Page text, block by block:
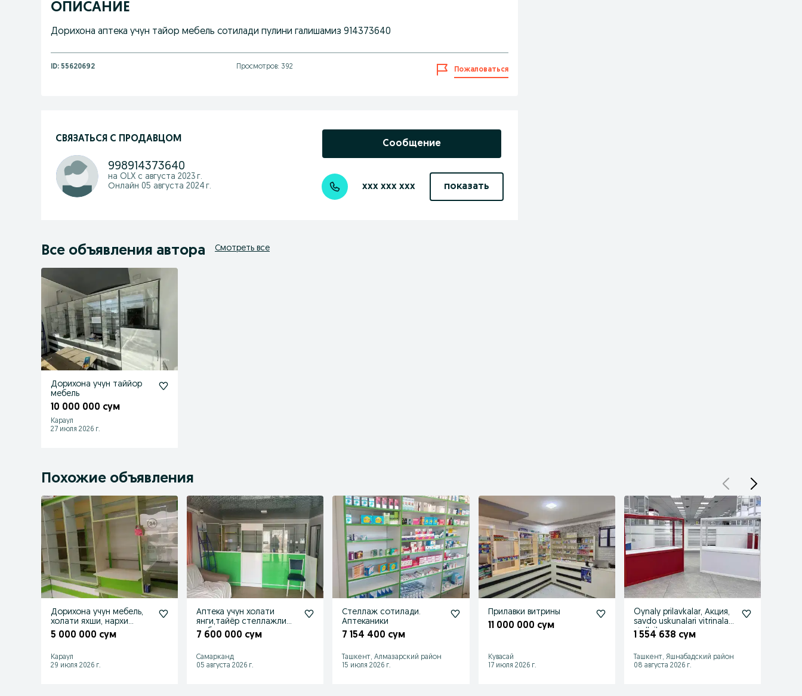
ОПИСАНИЕ
Дорихона аптека учун тайор мебель сотилади пулини галишамиз 914373640
ID: 55620692 Просмотров: 392 Пожаловаться
СВЯЗАТЬСЯ С ПРОДАВЦОМ
998914373640
на OLX с августа 2023 г.
Онлайн 05 августа 2024 г.
Сообщение
xxx xxx xxx показать
Все объявления автора Смотреть все
Дорихона учун таййор
мебель
10 000 000 сум
Караул
27 июля 2026 г.
Похожие объявления
Дорихона учун мебель,
холати яхши, нархи
келишилади
5 000 000 сум
Караул
29 июля 2026 г.
Аптека учун холати
янги,тайёр стеллажли
мебеллар.
7 600 000 сум
Самарканд
05 августа 2026 г.
Стеллаж сотилади.
Аптеканики
7 154 400 сум
Ташкент, Алмазарский район
15 июля 2026 г.
Прилавки витрины
11 000 000 сум
Кувасай
17 июля 2026 г.
Oynaly prilavkalar, Акция,
savdo uskunalari vitrinalar
stellajlar
1 554 638 сум
Ташкент, Яшнабадский район
08 августа 2026 г.